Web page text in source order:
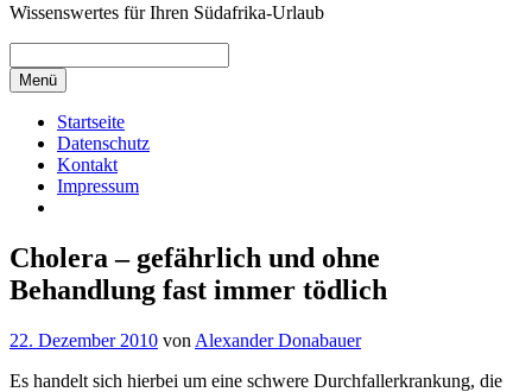
Wissenswertes für Ihren Südafrika-Urlaub
Menü
Startseite
Datenschutz
Kontakt
Impressum
Cholera – gefährlich und ohne
Behandlung fast immer tödlich
22. Dezember 2010 von Alexander Donabauer
Es handelt sich hierbei um eine schwere Durchfallerkrankung, die